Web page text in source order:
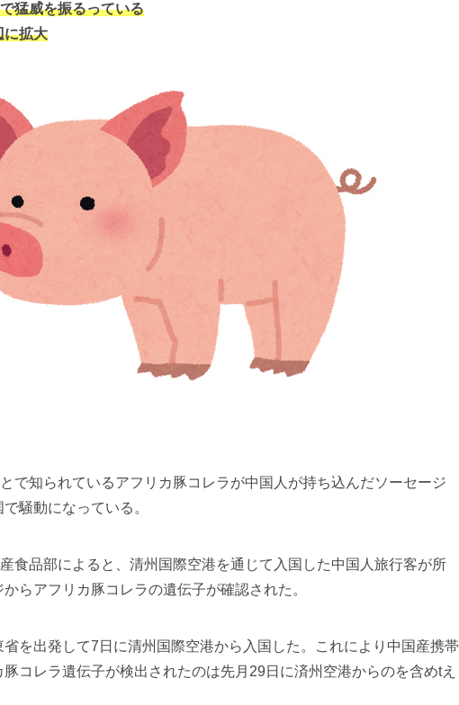
猛威を振るっている
に拡大
で知られているアフリカ豚コレラが中国人が持ち込んだソーセージ
騒動になっている。
食品部によると、清州国際空港を通じて入国した中国人旅行客が所
らアフリカ豚コレラの遺伝子が確認された。
を出発して7日に清州国際空港から入国した。これにより中国産携帯
コレラ遺伝子が検出されたのは先月29日に済州空港からのを含めtえ